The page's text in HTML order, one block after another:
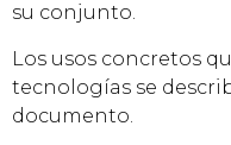
su conjunto.
Los usos concretos
tecnologías se
documento.